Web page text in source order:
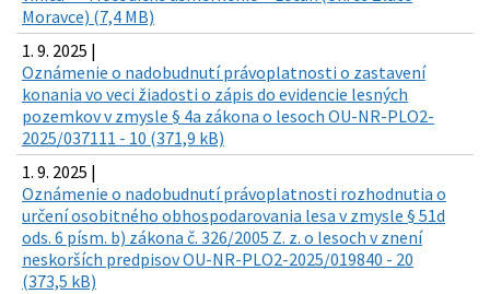
Moravce) (7,4 MB)
1. 9. 2025 |
Oznámenie o nadobudnutí právoplatnosti o zastavení
konania vo veci žiadosti o zápis do evidencie lesných
pozemkov v zmysle § 4a zákona o lesoch OU-NR-PLO2-
2025/037111 - 10 (371,9 kB)
1. 9. 2025 |
Oznámenie o nadobudnutí právoplatnosti rozhodnutia o
určení osobitného obhospodarovania lesa v zmysle § 51d
ods. 6 písm. b) zákona č. 326/2005 Z. z. o lesoch v znení
neskorších predpisov OU-NR-PLO2-2025/019840 - 20
(373,5 kB)